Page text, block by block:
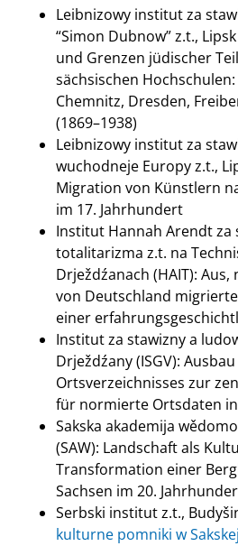
Leibnizowy institut za
“Simon Dubnow” z.t.,
und Grenzen jüdischer
sächsischen
Chemnitz, Dresden,
(1869–1938)
Leibnizowy institut za
wuchodneje Europy z.t.,
Migration von Künstlern
im 17. Jahrhundert
Institut Hannah Arendt za
totalitarizma z.t. na
Drježdźanach (HAIT):
von Deutschland
einer
Institut za stawizny a
Drježdźany (ISGV):
Ortsverzeichnisses zur
für normierte Ortsdaten in
Sakska akademija
(SAW): Landschaft als
Transformation einer
Sachsen im 20.
Serbski institut z.t.,
kulturne pomniki w